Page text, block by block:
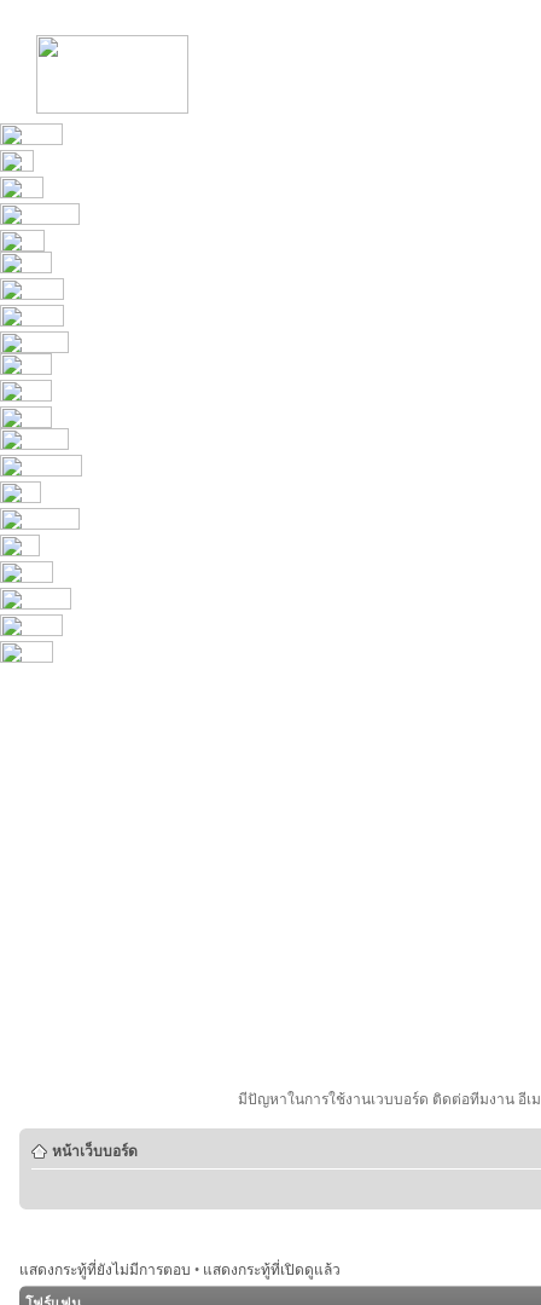
มีปัญหาในการใช้งานเวบบอร์ด ติดต่อทีมงาน อีเ
หน้าเว็บบอร์ด
แสดงกระทู้ที่ยังไม่มีการตอบ • แสดงกระทู้ที่เปิดดูแล้ว